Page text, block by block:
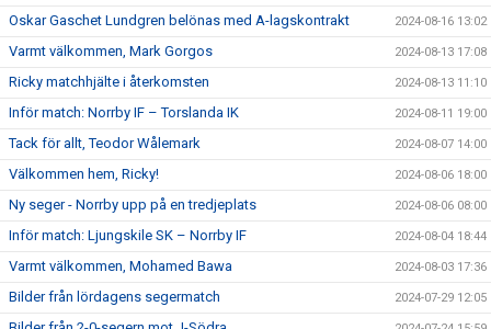
Oskar Gaschet Lundgren belönas med A-lagskontrakt 2024-08-16 13:02
Varmt välkommen, Mark Gorgos 2024-08-13 17:08
Ricky matchhjälte i återkomsten 2024-08-13 11:10
Inför match: Norrby IF – Torslanda IK 2024-08-11 19:00
Tack för allt, Teodor Wålemark 2024-08-07 14:00
Välkommen hem, Ricky! 2024-08-06 18:00
Ny seger - Norrby upp på en tredjeplats 2024-08-06 08:00
Inför match: Ljungskile SK – Norrby IF 2024-08-04 18:44
Varmt välkommen, Mohamed Bawa 2024-08-03 17:36
Bilder från lördagens segermatch 2024-07-29 12:05